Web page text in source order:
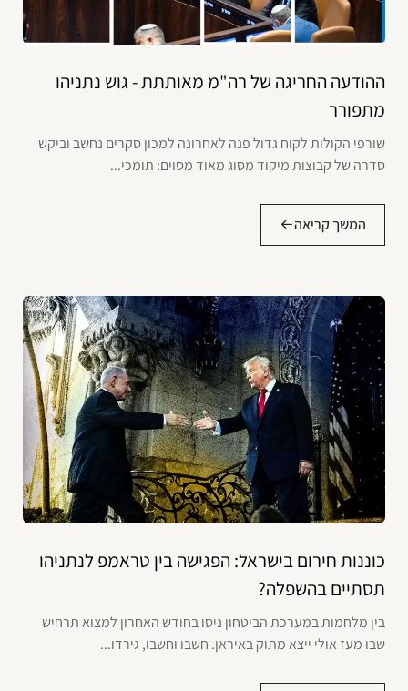
ההודעה החריגה של רה"מ מאותתת - גוש נתניהו
מתפורר
שורפי הקולות לקוח גדול פנה לאחרונה למכון סקרים נחשב וביקש
סדרה של קבוצות מיקוד מסוג מאוד מסוים: תומכי...
המשך קריאה
כוננות חירום בישראל: הפגישה בין טראמפ לנתניהו
תסתיים בהשפלה?
בין מלחמות במערכת הביטחון ניסו בחודש האחרון למצוא תרחיש
שבו מעז אולי ייצא מתוק באיראן. חשבו וחשבו, גירדו...